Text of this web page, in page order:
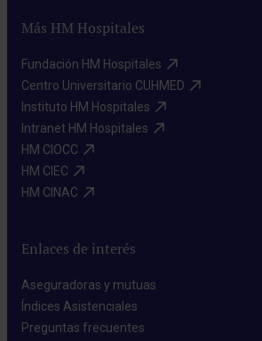
Más HM Hospitales
Fundación HM Hospitales​
Centro Universitario CUHMED​
Instituto HM Hospitales​
Intranet HM Hospitales​
HM CIOCC​
HM CIEC​
HM CINAC​
Enlaces de interés
Aseguradoras y mutuas​
Índices Asistenciales​
Preguntas frecuentes​